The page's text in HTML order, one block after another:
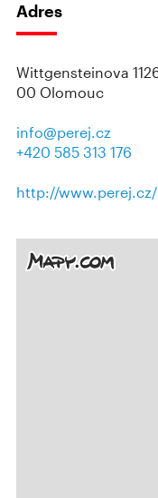
Adres
Wittgensteinova
00 Olomouc
info@perej.cz
+420 585 313 176
http://www.perej.cz/